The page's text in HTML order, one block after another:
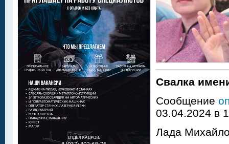
Свалка
Сообщение
03.04.2024 в
Лада